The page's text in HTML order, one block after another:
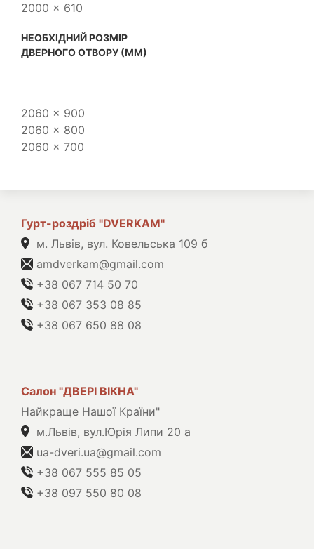
2000 x 610
НЕОБХІДНИЙ РОЗМІР
ДВЕРНОГО ОТВОРУ (ММ)
2060 x 900
2060 x 800
2060 x 700
Гурт-роздріб "DVERKAM"
м. Львів, вул. Ковельська 109 б
amdverkam@gmail.com
+38 067 714 50 70
+38 067 353 08 85
+38 067 650 88 08
Салон "ДВЕРІ ВІКНА"
Найкраще Нашої Країни"
м.Львів, вул.Юрія Липи 20 а
ua-dveri.ua@gmail.com
+38 067 555 85 05
+38 097 550 80 08